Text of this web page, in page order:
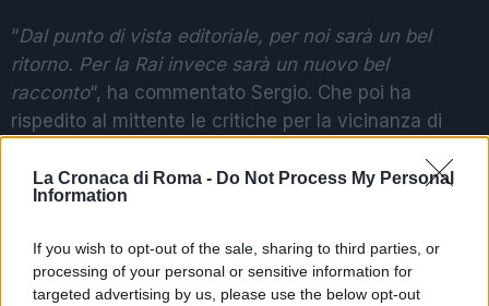
La Cronaca di Roma - Do Not Process My Personal
Information
If you wish to opt-out of the sale, sharing to third parties, or
processing of your personal or sensitive information for
targeted advertising by us, please use the below opt-out
“Dal punto di vista editoriale, per noi sarà un bel
ritorno. Per la Rai invece sarà un nuovo bel
racconto“, ha commentato Sergio. Che poi ha
rispedito al mittente le critiche per la vicinanza di
Meloni. “Non credo sia il primo né l’ultimo a
partecipare ad eventi politici. Noi abbiamo delle
capita sempre, con eventi, feste e iniziative, di
vedere tantissimi giornalisti, conduttori e artisti che